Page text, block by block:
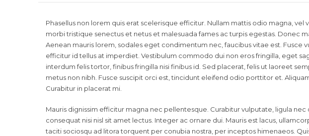
Phasellus non lorem quis erat scelerisque efficitur. Nullam mattis odio magna,
morbi tristique senectus et netus et malesuada fames ac turpis egestas. Donec
Aenean mauris lorem, sodales eget condimentum nec, faucibus vitae est. Fusce
efficitur id tellus at imperdiet. Vestibulum commodo dui non eros fringilla, eget
interdum felis tortor, finibus fringilla nisi finibus id. Sed placerat, felis ut laoreet
metus non nibh. Fusce suscipit orci est, tincidunt eleifend odio porttitor et.
Curabitur in placerat mi.
Mauris dignissim efficitur magna nec pellentesque. Curabitur vulputate, ligula
consequat nisi nisl sit amet lectus. Integer ac ornare dui. Mauris est lacus,
taciti sociosqu ad litora torquent per conubia nostra, per inceptos himenaeos.